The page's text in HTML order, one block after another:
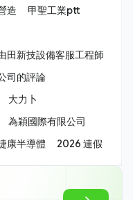
造
甲聖工業ptt
田新技設備客服工程師
司的評論
大力卜
為穎國際有限公司
康半導體 2026 連假